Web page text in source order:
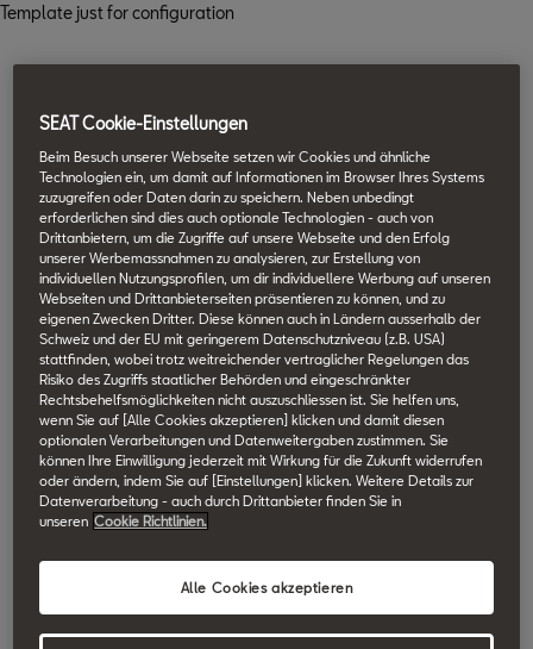
Template just for configuration
SEAT Cookie-Einstellungen
Beim Besuch unserer Webseite setzen wir Cookies und ähnliche
Technologien ein, um damit auf Informationen im Browser Ihres Systems
zuzugreifen oder Daten darin zu speichern. Neben unbedingt
erforderlichen sind dies auch optionale Technologien - auch von
Drittanbietern, um die Zugriffe auf unsere Webseite und den Erfolg
unserer Werbemassnahmen zu analysieren, zur Erstellung von
individuellen Nutzungsprofilen, um dir individuellere Werbung auf unseren
Webseiten und Drittanbieterseiten präsentieren zu können, und zu
eigenen Zwecken Dritter. Diese können auch in Ländern ausserhalb der
Schweiz und der EU mit geringerem Datenschutzniveau (z.B. USA)
stattfinden, wobei trotz weitreichender vertraglicher Regelungen das
Risiko des Zugriffs staatlicher Behörden und eingeschränkter
Rechtsbehelfsmöglichkeiten nicht auszuschliessen ist. Sie helfen uns,
wenn Sie auf [Alle Cookies akzeptieren] klicken und damit diesen
optionalen Verarbeitungen und Datenweitergaben zustimmen. Sie
können Ihre Einwilligung jederzeit mit Wirkung für die Zukunft widerrufen
oder ändern, indem Sie auf [Einstellungen] klicken. Weitere Details zur
Datenverarbeitung - auch durch Drittanbieter finden Sie in
unseren Cookie Richtlinien.
Alle Cookies akzeptieren